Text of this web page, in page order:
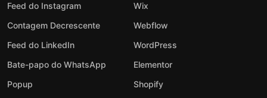
Feed do Instagram
Contagem Decrescente
Feed do LinkedIn
Bate-papo do WhatsApp
Popup
Wix
Webflow
WordPress
Elementor
Shopify